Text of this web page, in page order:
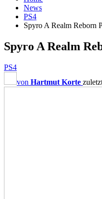
News
PS4
Spyro A Realm Reborn
Spyro A Realm
PS4
von Hartmut Korte